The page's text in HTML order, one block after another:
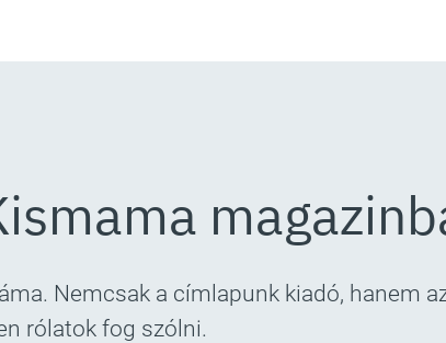
Nemcsak a címlapunk kiadó, hanem
rólatok fog szólni.